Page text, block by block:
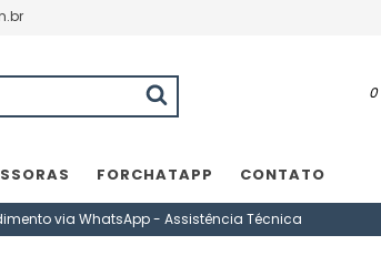
0
FORCHATAPP CONTATO
via WhatsApp - Assistência Técnica